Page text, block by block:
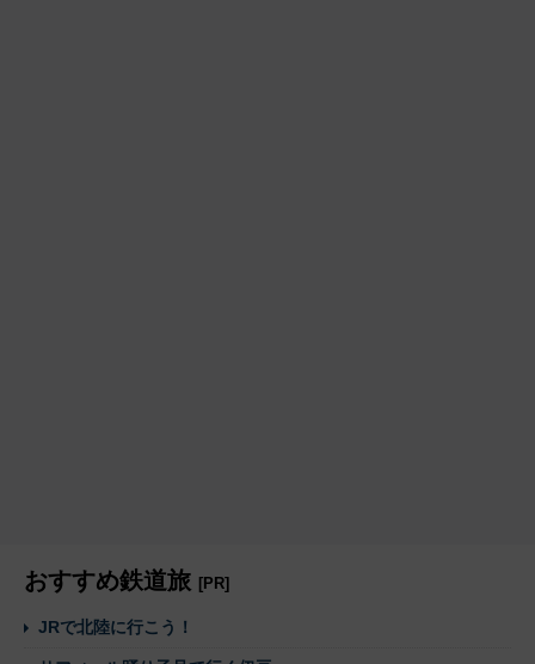
おすすめ鉄道旅 [PR]
JRで北陸に行こう！